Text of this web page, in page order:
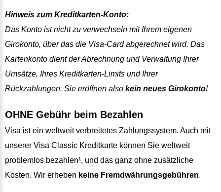
Hinweis zum Kreditkarten-Konto:
Das Konto ist nicht zu verwechseln mit Ihrem eigenen
Girokonto, über das die Visa-Card abgerechnet wird. Das
Kartenkonto dient der Abrechnung und Verwaltung Ihrer
Umsätze, Ihres Kreditkarten-Limits und Ihrer
Rückzahlungen. Sie eröffnen also kein neues Girokonto!
OHNE Gebühr beim Bezahlen
Visa ist ein weltweit verbreitetes Zahlungssystem. Auch mit
unserer Visa Classic Kreditkarte können Sie weltweit
problemlos bezahlen¹, und das ganz ohne zusätzliche
Kosten. Wir erheben keine Fremdwährungsgebühren.